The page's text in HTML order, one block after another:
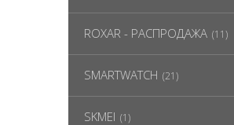
ROXAR - РАСПРОДАЖА (11)
SMARTWATCH (21)
SKMEI (1)